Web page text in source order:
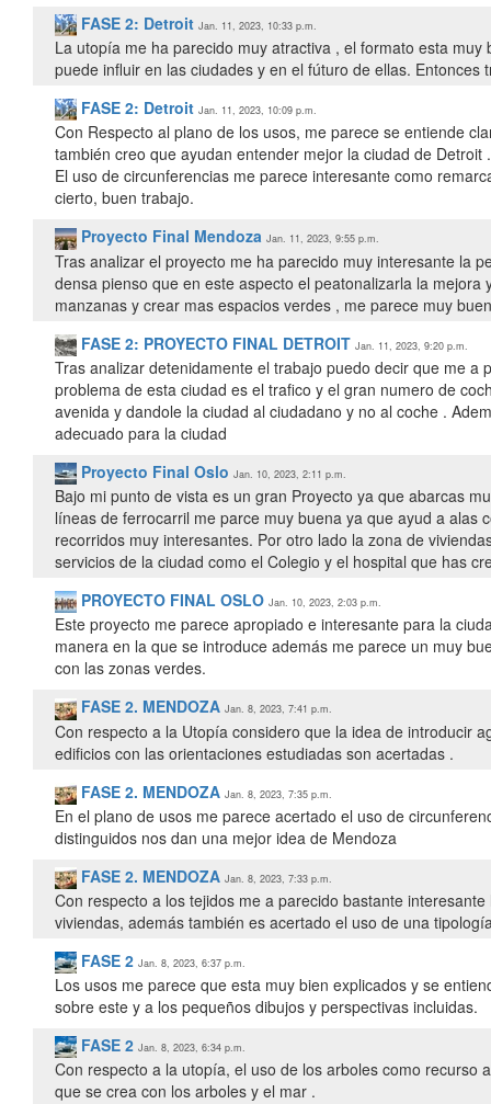
FASE 2: Detroit Jan. 11, 2023, 10:33 p.m.
La utopía me ha parecido muy atractiva , el formato esta
puede influir en las ciudades y en el fúturo de ellas.
FASE 2: Detroit Jan. 11, 2023, 10:09 p.m.
Con Respecto al plano de los usos, me parece se entiende
también creo que ayudan entender mejor la ciudad de Detroit .
El uso de circunferencias me parece interesante como
cierto, buen trabajo.
Proyecto Final Mendoza Jan. 11, 2023, 9:55 p.m.
Tras analizar el proyecto me ha parecido muy interesante la
densa pienso que en este aspecto el peatonalizarla la
manzanas y crear mas espacios verdes , me parece muy
FASE 2: PROYECTO FINAL DETROIT Jan. 11, 2023, 9:20 p.m.
Tras analizar detenidamente el trabajo puedo decir que me
problema de esta ciudad es el trafico y el gran numero de
avenida y dandole la ciudad al ciudadano y no al coche .
adecuado para la ciudad
Proyecto Final Oslo Jan. 10, 2023, 2:11 p.m.
Bajo mi punto de vista es un gran Proyecto ya que abarcas
líneas de ferrocarril me parce muy buena ya que ayud a alas
recorridos muy interesantes. Por otro lado la zona de
servicios de la ciudad como el Colegio y el hospital que has
PROYECTO FINAL OSLO Jan. 10, 2023, 2:03 p.m.
Este proyecto me parece apropiado e interesante para la
manera en la que se introduce además me parece un muy
con las zonas verdes.
FASE 2. MENDOZA Jan. 8, 2023, 7:41 p.m.
Con respecto a la Utopía considero que la idea de introducir
edificios con las orientaciones estudiadas son acertadas .
FASE 2. MENDOZA Jan. 8, 2023, 7:35 p.m.
En el plano de usos me parece acertado el uso de
distinguidos nos dan una mejor idea de Mendoza
FASE 2. MENDOZA Jan. 8, 2023, 7:33 p.m.
Con respecto a los tejidos me a parecido bastante
viviendas, además también es acertado el uso de una
FASE 2 Jan. 8, 2023, 6:37 p.m.
Los usos me parece que esta muy bien explicados y se
sobre este y a los pequeños dibujos y perspectivas incluidas.
FASE 2 Jan. 8, 2023, 6:34 p.m.
Con respecto a la utopía, el uso de los arboles como
que se crea con los arboles y el mar .